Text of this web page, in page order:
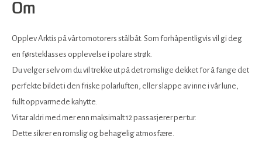
Om
Opplev Arktis på vår tomotorers stålbåt. Som forhåpentligvis vil gi deg
en førsteklasses opplevelse i polare strøk.
Du velger selv om du vil trekke ut på det romslige dekket for å fange det
perfekte bildet i den friske polarluften, eller slappe av inne i vår lune,
fullt oppvarmede kahytte.
Vi tar aldri med mer enn maksimalt 12 passasjerer per tur.
Dette sikrer en romslig og behagelig atmosfære.